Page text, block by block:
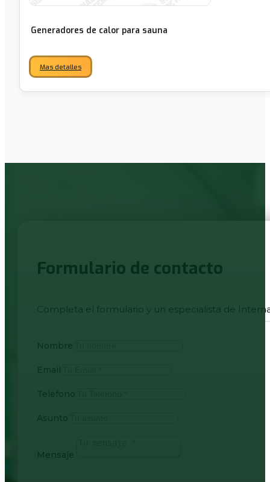
Generadores de calor para sauna
Mas detalles
Formulario de contacto
Completa el formulario y un especialista de
Nombre
Email
Telefono
Asunto
Mensaje